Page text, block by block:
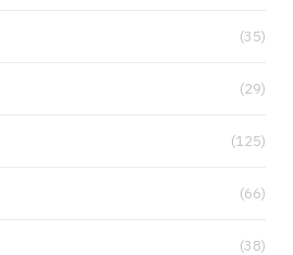
(35)
(29)
(125)
(66)
(38)